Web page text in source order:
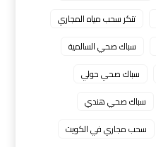
تنكر سحب مياه المجاري
سباك صحي السالمية
سباك صحي حولي
سباك صحي هندي
سحب مجاري في الكويت